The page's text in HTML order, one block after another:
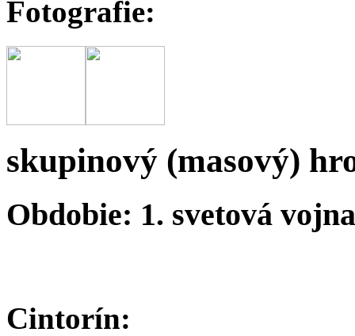
Fotografie:
skupinový (masový)
Obdobie: 1. svetová vojna
Cintorín: